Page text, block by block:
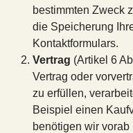
bestimmten Zweck
die Speicherung
Kontaktformulars.
Vertrag (Artikel 6
Vertrag oder
zu erfüllen,
Beispiel einen
benötigen wir